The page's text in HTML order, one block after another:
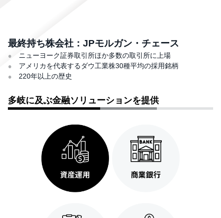
最終持ち株会社：JPモルガン・チェース
● ニューヨーク証券取引所ほか多数の取引所に上場
● アメリカを代表するダウ工業株30種平均の採用銘柄
● 220年以上の歴史
多岐に及ぶ金融ソリューションを提供